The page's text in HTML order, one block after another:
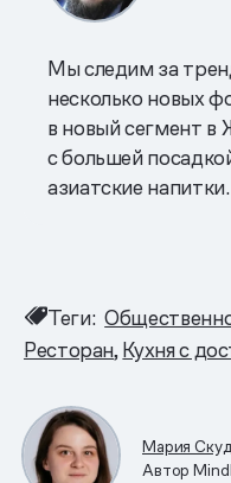
Мы следим за
несколько новых
в новый сегмент в
с большей
азиатские напитки.
Теги:
Ресторан Кухня с
Мария
Автор